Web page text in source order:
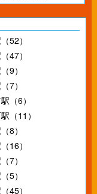
52）
47）
9）
7）
（6）
（11）
8）
16）
7）
5）
45）